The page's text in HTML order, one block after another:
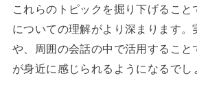
これらのトピックを掘り下げるこ
についての理解がより深まります。
や、周囲の会話の中で活用すること
が身近に感じられるようになるでし